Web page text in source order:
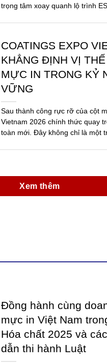
trọng tâm xoay quanh lộ trình
COATINGS EXPO
KHẲNG ĐỊNH VỊ
MỰC IN TRONG KỶ
VỮNG
Sau thành công rực rỡ của cột
Vietnam 2026 chính thức quay
toàn mới. Đây không chỉ là một
Xem thêm
Đồng hành cùng
mực in Việt Nam
Hóa chất 2025 và
dẫn thi hành Luật